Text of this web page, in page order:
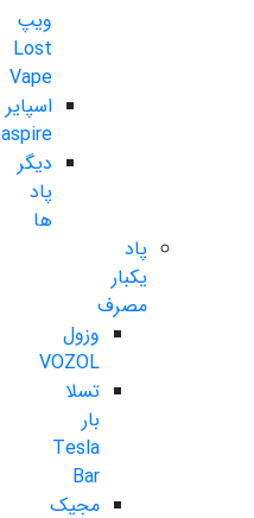
ویپ
Lost
Vape
اسپایر
aspire
دیگر
پاد
ها
پاد
یکبار
مصرف
وزول
VOZOL
تسلا
بار
Tesla
Bar
مجیک